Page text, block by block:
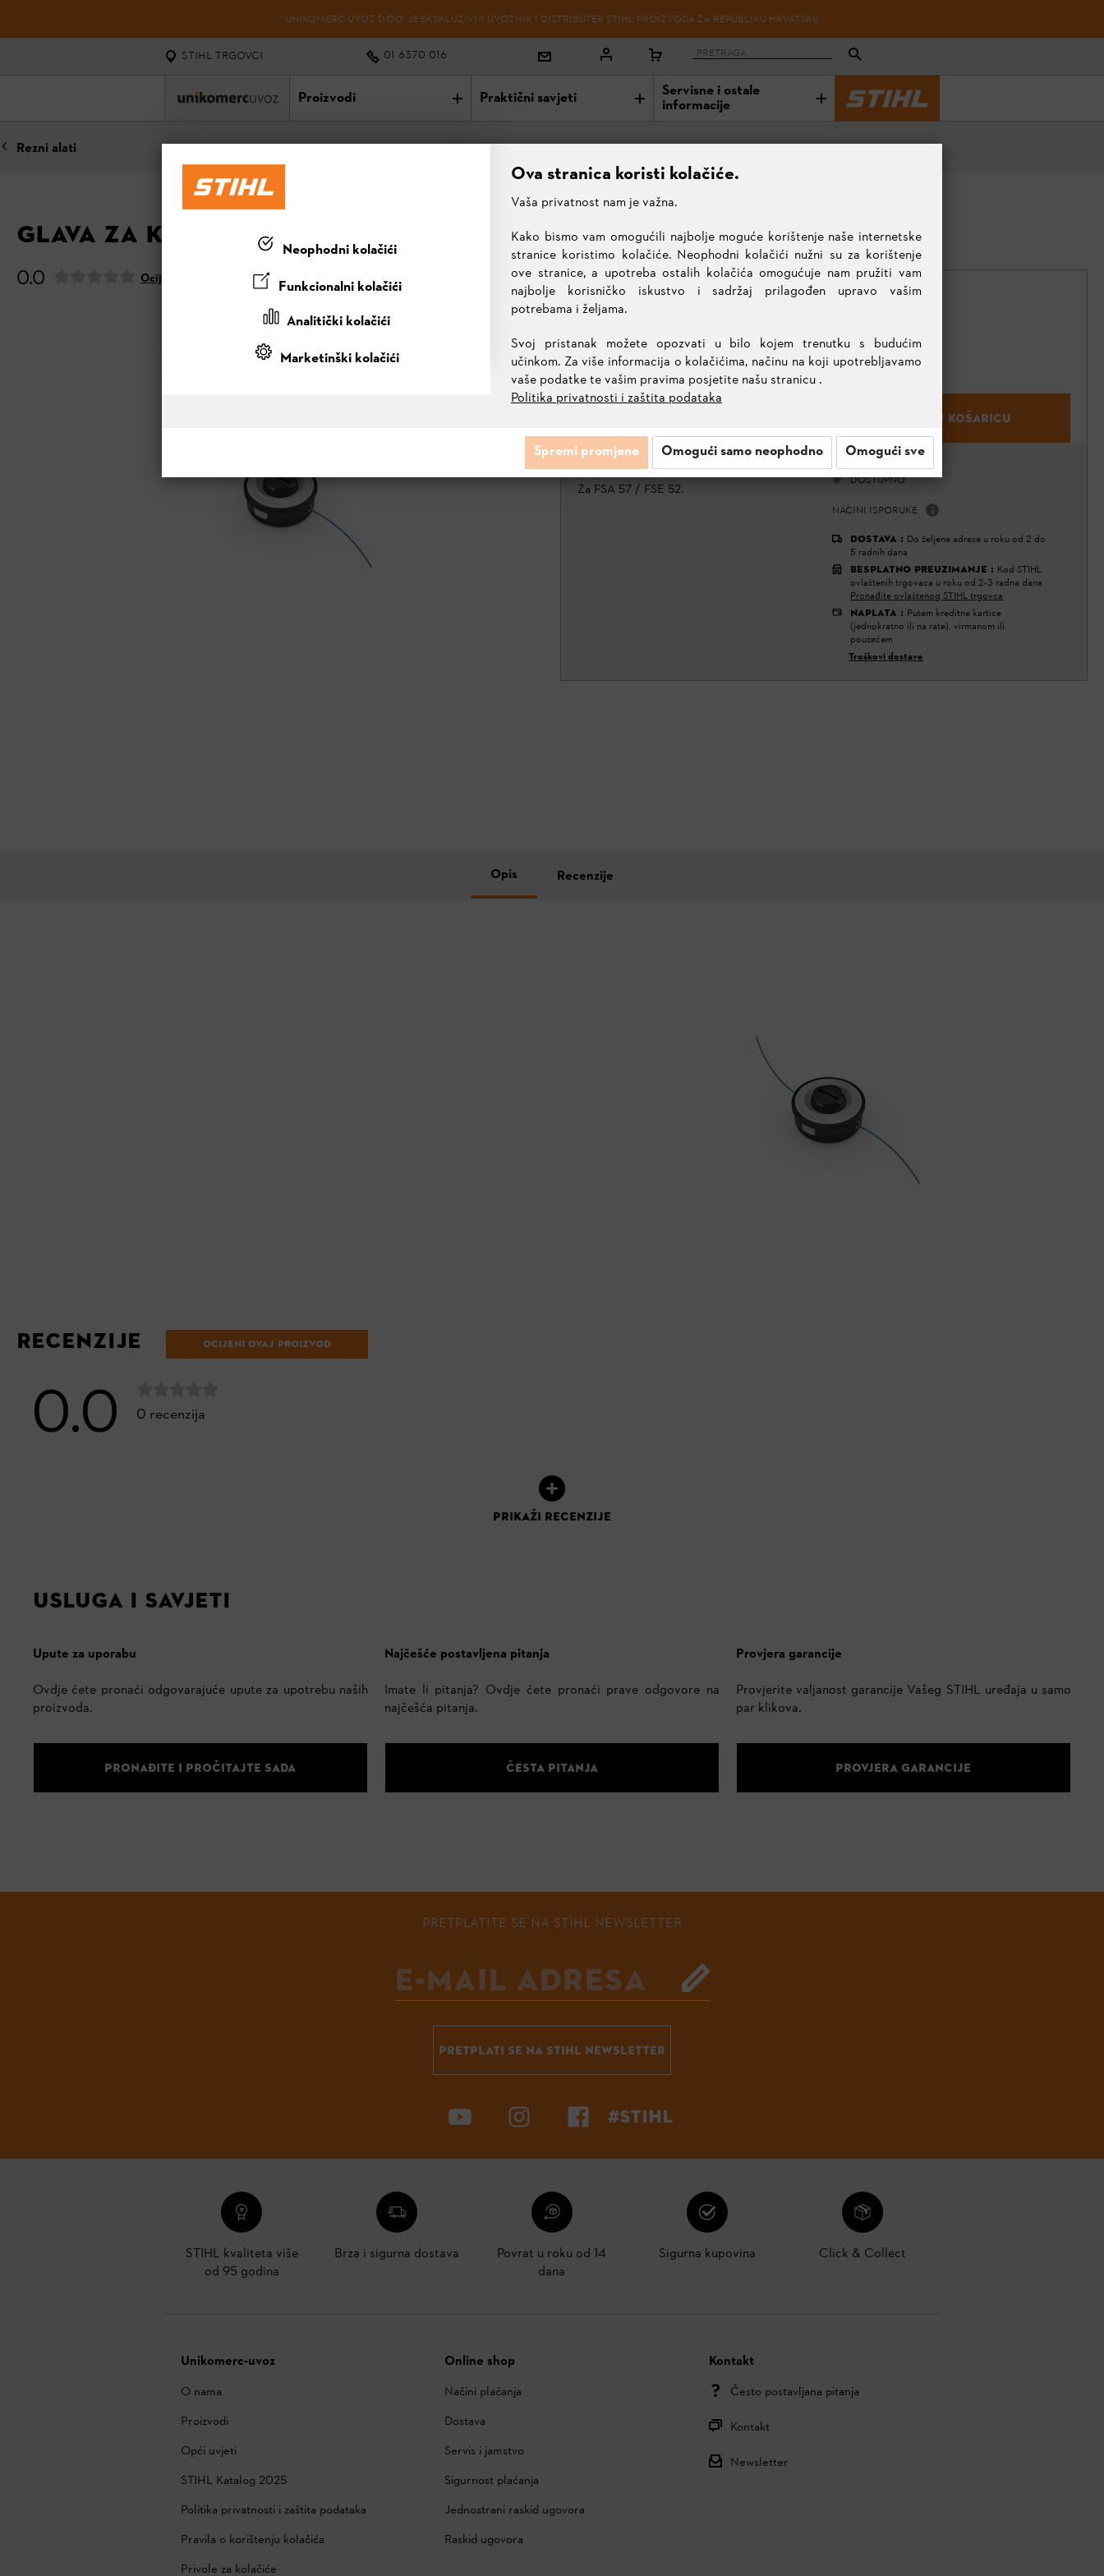
UNIKOMERC UVOZ D.O.O. JE EKSKLUZIVNI UVOZNIK I DISTRIBUTER STIHL PROIZVODA ZA REPUBLIKU HRVATSKU
STIHL TRGOVCI 01 6370 016
Proizvodi Praktični savjeti Servisne i ostale
informacije
Rezni alati
GLAVA ZA KOŠNJU AUTOCUT C 3-2
0.0 Ocijeni ovaj proizvod
Glava za košnju
AutoCut C 3-2
18,00 €
ODABRANI PROIZVOD
GLAVA ZA KOŠNJU AUTOCUT C 3-2
4009 710 2106
KOLIČINA
DODAJ U KOŠARICU
INFORMACIJE O PROIZVODU
Za FSA 57 / FSE 52.
DOSTUPNO
NAČINI ISPORUKE
DOSTAVA : Do željene adrese u roku od 2 do
5 radnih dana
BESPLATNO PREUZIMANJE : Kod STIHL
ovlaštenih trgovaca u roku od 2-3 radna dana
Pronađite ovlaštenog STIHL trgovca
NAPLATA : Putem kreditne kartice
(jednokratno ili na rate), virmanom ili
pouzećem
Troškovi dostave
Opis Recenzije
RECENZIJE OCIJENI OVAJ PROIZVOD
0.0 0 recenzija
PRIKAŽI RECENZIJE
USLUGA I SAVJETI
Upute za uporabu
Ovdje ćete pronaći odgovarajuće upute za upotrebu naših
proizvoda.
PRONAĐITE I PROČITAJTE SADA
Najčešće postavljena pitanja
Imate li pitanja? Ovdje ćete pronaći prave odgovore na
najčešća pitanja.
ČESTA PITANJA
Provjera garancije
Provjerite valjanost garancije Vašeg STIHL uređaja u samo
par klikova.
PROVJERA GARANCIJE
PRETPLATITE SE NA STIHL NEWSLETTER
PRETPLATI SE NA STIHL NEWSLETTER
#STIHL
STIHL kvaliteta više
od 95 godina
Brza i sigurna dostava
Povrat u roku od 14
dana
Sigurna kupovina Click & Collect
Unikomerc-uvoz
O nama
Proizvodi
Opći uvjeti
STIHL Katalog 2025
Politika privatnosti i zaštita podataka
Pravila o korištenju kolačića
Privole za kolačiće
Online shop
Načini plaćanja
Dostava
Servis i jamstvo
Sigurnost plaćanja
Jednostrani raskid ugovora
Raskid ugovora
Kontakt
Često postavljana pitanja
Kontakt
Newsletter
Neophodni kolačići
Funkcionalni kolačići
Analitički kolačići
Marketinški kolačići
Ova stranica koristi kolačiće.
Vaša privatnost nam je važna.
Kako bismo vam omogućili najbolje moguće korištenje naše internetske
stranice koristimo kolačiće. Neophodni kolačići nužni su za korištenje
ove stranice, a upotreba ostalih kolačića omogućuje nam pružiti vam
najbolje korisničko iskustvo i sadržaj prilagođen upravo vašim
potrebama i željama.
Svoj pristanak možete opozvati u bilo kojem trenutku s budućim
učinkom. Za više informacija o kolačićima, načinu na koji upotrebljavamo
vaše podatke te vašim pravima posjetite našu stranicu
Politika privatnosti i zaštita podataka
.
Spremi promjene Omogući samo neophodno Omogući sve